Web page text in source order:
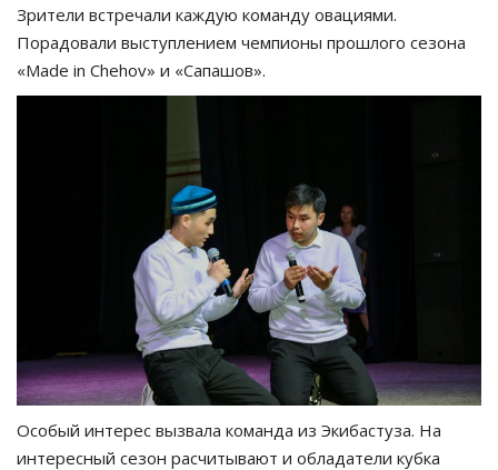
Қазақша Русский
Зрители встречали каждую команду овациями.
Порадовали выступлением чемпионы прошлого сезона
«Made in Chehov» и «Сапашов».
Особый интерес вызвала команда из Экибастуза. На
интересный сезон расчитывают и обладатели кубка